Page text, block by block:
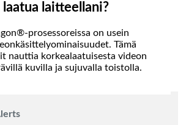
laitteellani?
prosessoreissa on usein
Tämä
nauttia korkealaatuisesta videon
kuvilla ja sujuvalla toistolla.